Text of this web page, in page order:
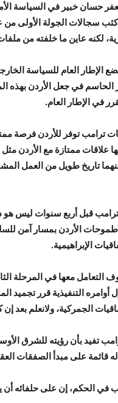
حسان خبير في السياسة
سجالات الجولة الأولى من
لكنه عاين ما خلفته من
العام للسياسة
الحاسم في جعل الأردن بهذه
في الإطار العام.
ترامب توفر للأردن فرصة
علاقات ممتازة مع الأردن
تاريخ طويل من العمل
قبل أربع سنوات ليس هو
طموحات الأردن بمسار آمن
الإبراهيمية.
معها في المرحلة
قرر تجميد المساعدات
الجمركية، ولانعلم بعد
تفيد بأن رؤيته للشرق
قائمة على مبدأ الصفقات
الحكم، إن على حلفائه أن